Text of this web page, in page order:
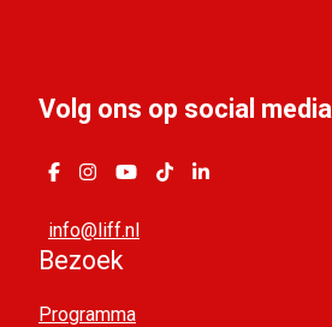
Volg ons op social media
info@liff.nl
Bezoek
Programma